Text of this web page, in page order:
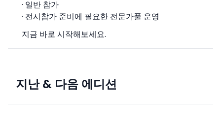
· 일반 참가
· 전시참가 준비에 필요한 전문가풀 운영
지금 바로 시작해보세요.
지난 & 다음 에디션